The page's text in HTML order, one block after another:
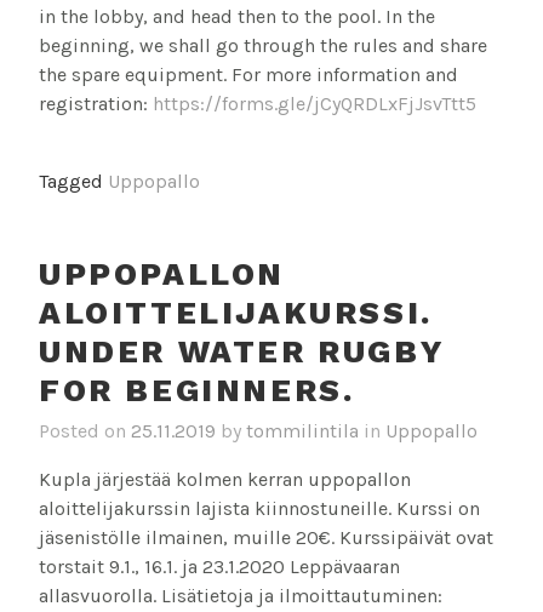
in the lobby, and head then to the pool. In the
beginning, we shall go through the rules and share
the spare equipment. For more information and
registration: https://forms.gle/jCyQRDLxFjJsvTtt5
Tagged Uppopallo
UPPOPALLON
ALOITTELIJAKURSSI.
UNDER WATER RUGBY
FOR BEGINNERS.
Posted on 25.11.2019 by tommilintila in Uppopallo
Kupla järjestää kolmen kerran uppopallon
aloittelijakurssin lajista kiinnostuneille. Kurssi on
jäsenistölle ilmainen, muille 20€. Kurssipäivät ovat
torstait 9.1., 16.1. ja 23.1.2020 Leppävaaran
allasvuorolla. Lisätietoja ja ilmoittautuminen: